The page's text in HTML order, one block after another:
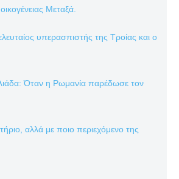
Μεταξά.
υπερασπιστής της Τροίας και ο
Όταν η Ρωμανία παρέδωσε τον
αλλά με ποιο περιεχόμενο της